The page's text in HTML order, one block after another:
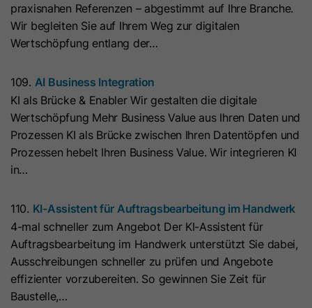
praxisnahen Referenzen – abgestimmt auf Ihre Branche.
Wir begleiten Sie auf Ihrem Weg zur digitalen
Wertschöpfung entlang der…
109. AI Business Integration
KI als Brücke & Enabler Wir gestalten die digitale
Wertschöpfung Mehr Business Value aus Ihren Daten und
Prozessen KI als Brücke zwischen Ihren Datentöpfen und
Prozessen hebelt Ihren Business Value. Wir integrieren KI
in…
110. KI-Assistent für Auftragsbearbeitung im Handwerk
4-mal schneller zum Angebot Der KI-Assistent für
Auftragsbearbeitung im Handwerk unterstützt Sie dabei,
Ausschreibungen schneller zu prüfen und Angebote
effizienter vorzubereiten. So gewinnen Sie Zeit für
Baustelle,…
Laufzeit 1 Jahr
Zweck
Microsoft Clarity setzt dieses Cookie,
speichern, wie Besucher mit der
Website interagieren. Das Cookie hilft
bei der Erstellung eines
Analyseberichts. Die Datensammlung
umfasst die Anzahl der Besucher, den
Name _clck
Anbieter www.clarity.ms
Laufzeit
Laufzeit 7 Tage
Dieses Cookie wird verwendet, um
Mal angezeigt werden, wenn
Besucher im strengen Modus Ihre
Website besuchen. Es enthält die
Zeichenfolge „Ja“ oder „Nein“.
Anbieter HubSpot
Laufzeit 13 Monate
Dieses Cookie wird verwendet, um